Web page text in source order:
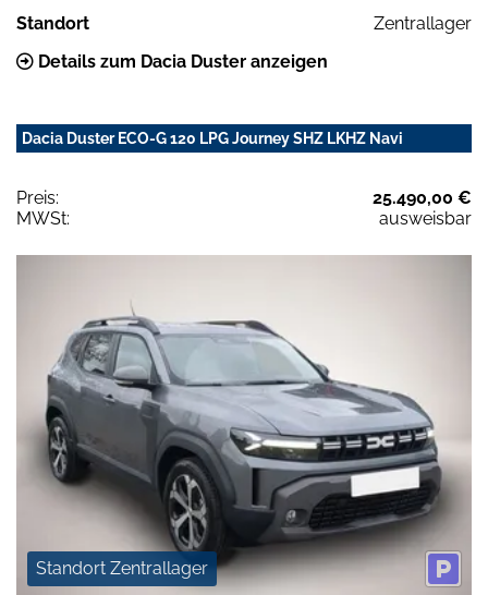
Standort
Zentrallager
Details zum Dacia Duster anzeigen
Dacia Duster ECO-G 120 LPG Journey SHZ LKHZ Navi
Preis:
25.490,00 €
MWSt:
ausweisbar
Standort Zentrallager